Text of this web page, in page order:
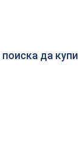
да купи